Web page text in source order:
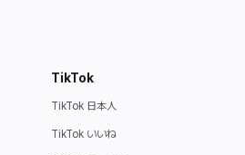
TikTok
TikTok 日本人
TikTok いいね